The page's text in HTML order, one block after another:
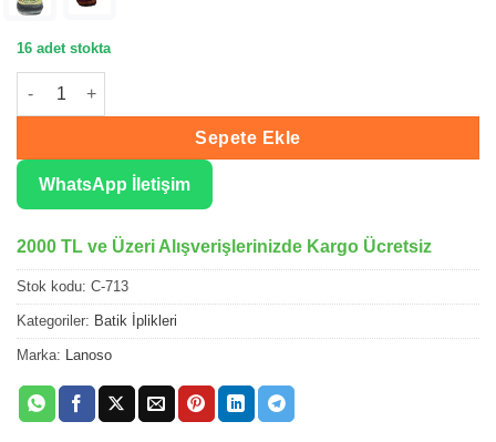
16 adet stokta
Lanoso Cazz Batik El Örgü İpliği 713 adet
Sepete Ekle
WhatsApp İletişim
2000 TL ve Üzeri Alışverişlerinizde Kargo Ücretsiz
Stok kodu: C-713
Kategoriler: Batik İplikleri
Marka: Lanoso